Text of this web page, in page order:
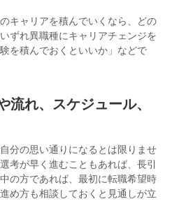
キャリアを積んでいくなら、どの
ずれ異職種にキャリアチェンジを
を積んでおくといいか」などで
流れ、スケジュール、
分の思い通りになるとは限りませ
考が早く進むこともあれば、長引
の方であれば、最初に転職希望時
め方も相談しておくと見通しが立